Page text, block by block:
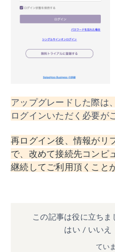
アップグレードした際は
ログインいただく必要が
再ログイン後、情報がリ
で、改めて接続先コンピ
継続してご利用頂くこと
この記事は役に立ちま
はい / いいえ
てい